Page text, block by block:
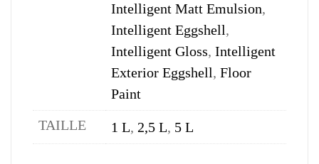
Intelligent Matt Emulsion,
Intelligent Eggshell,
Intelligent Gloss, Intelligent
Exterior Eggshell, Floor
Paint
TAILLE
1 L, 2,5 L, 5 L